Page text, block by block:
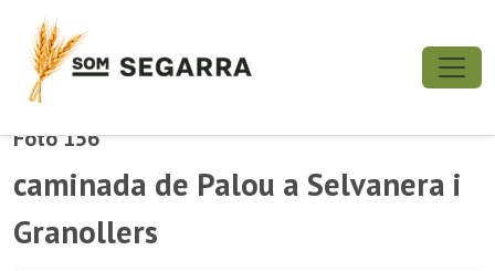
Foto 156
caminada de Palou a Selvanera i
Granollers